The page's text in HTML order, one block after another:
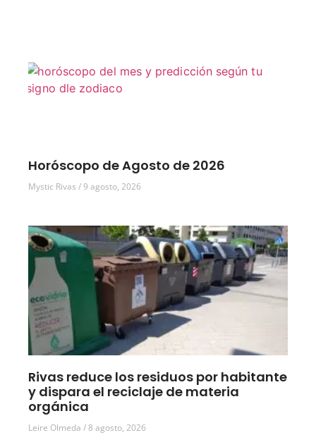
Horóscopo de Agosto de 2026
Mystic Rivas 9 agosto, 2026
Rivas reduce los residuos por habitante
y dispara el reciclaje de materia
orgánica
Leire Olmeda 8 agosto, 2026